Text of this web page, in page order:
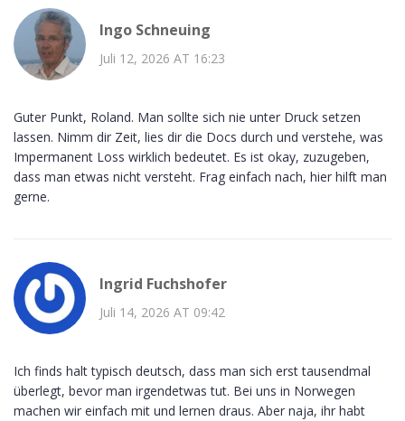
Ingo Schneuing
Juli 12, 2026 AT 16:23
Guter Punkt, Roland. Man sollte sich nie unter Druck setzen
lassen. Nimm dir Zeit, lies dir die Docs durch und verstehe, was
Impermanent Loss wirklich bedeutet. Es ist okay, zuzugeben,
dass man etwas nicht versteht. Frag einfach nach, hier hilft man
gerne.
Ingrid Fuchshofer
Juli 14, 2026 AT 09:42
Ich finds halt typisch deutsch, dass man sich erst tausendmal
überlegt, bevor man irgendetwas tut. Bei uns in Norwegen
machen wir einfach mit und lernen draus. Aber naja, ihr habt